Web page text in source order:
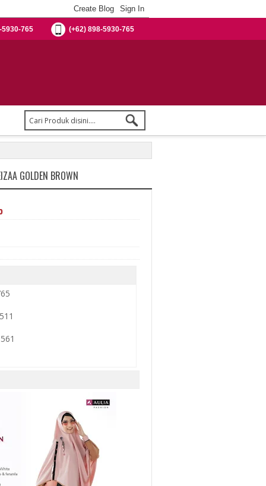
(+62) 898-5930-765
5930-765
GOLDEN BROWN